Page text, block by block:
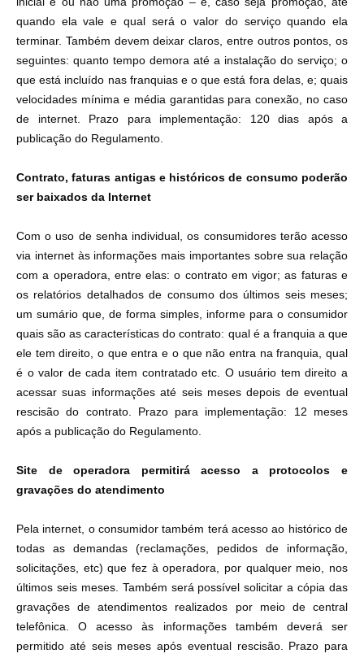
quando ela vale e qual será o valor do serviço quando ela
terminar. Também devem deixar claros, entre outros pontos, os
seguintes: quanto tempo demora até a instalação do serviço; o
que está incluído nas franquias e o que está fora delas, e; quais
velocidades mínima e média garantidas para conexão, no caso
de internet. Prazo para implementação: 120 dias após a
publicação do Regulamento.
Contrato, faturas antigas e históricos de consumo poderão
ser baixados da Internet
Com o uso de senha individual, os consumidores terão acesso
via internet às informações mais importantes sobre sua relação
com a operadora, entre elas: o contrato em vigor; as faturas e
os relatórios detalhados de consumo dos últimos seis meses;
um sumário que, de forma simples, informe para o consumidor
quais são as características do contrato: qual é a franquia a que
ele tem direito, o que entra e o que não entra na franquia, qual
é o valor de cada item contratado etc. O usuário tem direito a
acessar suas informações até seis meses depois de eventual
rescisão do contrato. Prazo para implementação: 12 meses
após a publicação do Regulamento.
Site de operadora permitirá acesso a protocolos e
gravações do atendimento
Pela internet, o consumidor também terá acesso ao histórico de
todas as demandas (reclamações, pedidos de informação,
solicitações, etc) que fez à operadora, por qualquer meio, nos
últimos seis meses. Também será possível solicitar a cópia das
gravações de atendimentos realizados por meio de central
telefônica. O acesso às informações também deverá ser
permitido até seis meses após eventual rescisão. Prazo para